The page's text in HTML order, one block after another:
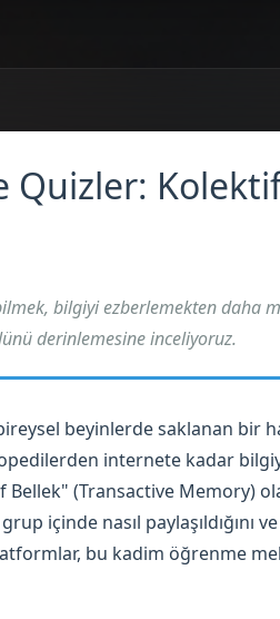
Quizler:
bilgiyi ezberlemekten daha
derinlemesine inceliyoruz.
beyinlerde saklanan bir
internete kadar
(Transactive Memory)
içinde nasıl paylaşıldığını
bu kadim öğrenme